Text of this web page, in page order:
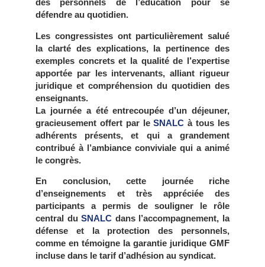
des personnels de l’éducation pour se
défendre au quotidien.
Les congressistes ont particulièrement salué
la clarté des explications, la pertinence des
exemples concrets et la qualité de l’expertise
apportée par les intervenants, alliant rigueur
juridique et compréhension du quotidien des
enseignants.
La journée a été entrecoupée d’un déjeuner,
gracieusement offert par leSNALC à tous les
adhérents présents, et qui a grandement
contribué à l’ambiance conviviale qui a animé
le congrès.
En conclusion, cette journée riche
d’enseignements et très appréciée des
participants a permis de souligner le rôle
central duSNALC dans l’accompagnement, la
défense et la protection des personnels,
comme en témoigne la garantie juridique GMF
incluse dans le tarif d’adhésion au syndicat.